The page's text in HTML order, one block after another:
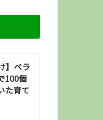
】ベラ
100個
た育て